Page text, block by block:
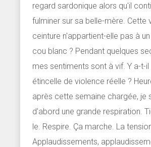
regard sardonique alors qu'il
fulminer sur sa belle-mère. Cette
ceinture n'appartient-elle pas à
cou blanc ? Pendant quelques
mes sentiments sont à vif. Y a-t-il
étincelle de violence réelle ?
après cette semaine chargée, je
d'abord une grande respiration.
le. Respire. Ça marche. La
Applaudissements,